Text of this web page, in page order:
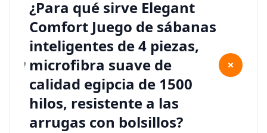
¿Para qué sirve Elegant
Comfort Juego de sábanas
inteligentes de 4 piezas,
microfibra suave de
calidad egipcia de 1500
hilos, resistente a las
arrugas con bolsillos?
+